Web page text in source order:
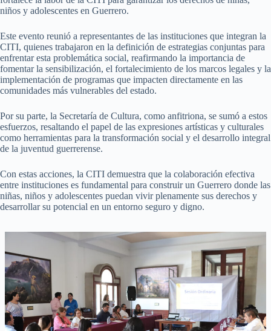
niños y adolescentes en Guerrero.
Este evento reunió a representantes de las instituciones que integran la
CITI, quienes trabajaron en la definición de estrategias conjuntas para
enfrentar esta problemática social, reafirmando la importancia de
fomentar la sensibilización, el fortalecimiento de los marcos legales y la
implementación de programas que impacten directamente en las
comunidades más vulnerables del estado.
Por su parte, la Secretaría de Cultura, como anfitriona, se sumó a estos
esfuerzos, resaltando el papel de las expresiones artísticas y culturales
como herramientas para la transformación social y el desarrollo integral
de la juventud guerrerense.
Con estas acciones, la CITI demuestra que la colaboración efectiva
entre instituciones es fundamental para construir un Guerrero donde las
niñas, niños y adolescentes puedan vivir plenamente sus derechos y
desarrollar su potencial en un entorno seguro y digno.